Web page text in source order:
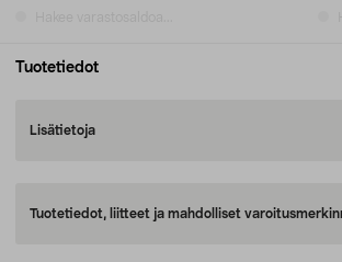
Tuotetiedot
Lisätietoja
Tuotetiedot, liitteet ja mahdolliset